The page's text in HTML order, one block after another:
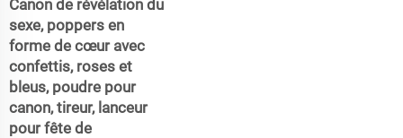
Canon de révélation du
sexe, poppers en
forme de cœur avec
confettis, roses et
bleus, poudre pour
canon, tireur, lanceur
pour fête de